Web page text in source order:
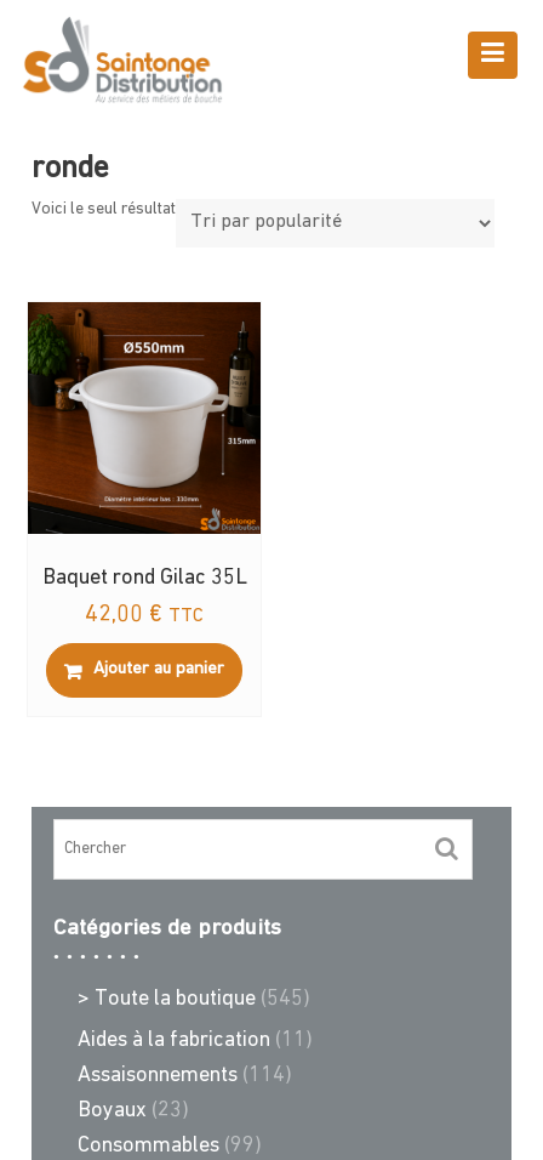
content
Boutique
ronde
Voici le seul résultat
Baquet rond Gilac 35L
42,00 € TTC
Ajouter au panier
Catégories de produits
> Toute la boutique (545)
Aides à la fabrication (11)
Assaisonnements (114)
Boyaux (23)
Consommables (99)